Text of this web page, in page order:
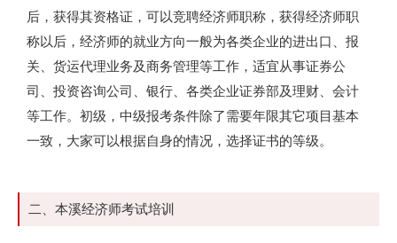
后，获得其资格证，可以竞聘经济师职称，获得经济师职
称以后，经济师的就业方向一般为各类企业的进出口、报
关、货运代理业务及商务管理等工作，适宜从事证券公
司、投资咨询公司、银行、各类企业证券部及理财、会计
等工作。初级，中级报考条件除了需要年限其它项目基本
一致，大家可以根据自身的情况，选择证书的等级。
二、本溪经济师考试培训